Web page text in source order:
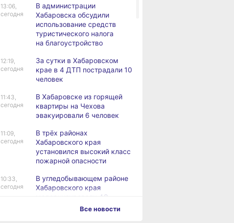
13:06,
сегодня
В администрации
Хабаровска обсудили
использование средств
туристического налога
на благоустройство
12:19,
сегодня
За сутки в Хабаровском
крае в 4 ДТП пострадали 10
человек
11:43,
сегодня
В Хабаровске из горящей
квартиры на Чехова
эвакуировали 6 человек
11:09,
сегодня
В трёх районах
Хабаровского края
установился высокий класс
пожарной опасности
10:33,
сегодня
В угледобывающем районе
Хабаровского края
модернизировали 4G
Все новости